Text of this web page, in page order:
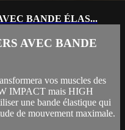
BANDE ÉLAS...
AVEC BANDE
vos muscles des
IMPACT mais HIGH
une bande élastique qui
de mouvement maximale.